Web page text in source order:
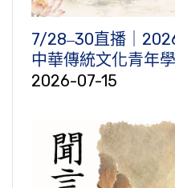
7/28‒30直播｜
中華傳統文化青年
2026-07-15